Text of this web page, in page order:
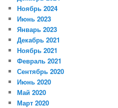
Ноябрь 2024
Июнь 2023
Январь 2023
Декабрь 2021
Ноябрь 2021
Февраль 2021
Сентябрь 2020
Июнь 2020
Май 2020
Март 2020